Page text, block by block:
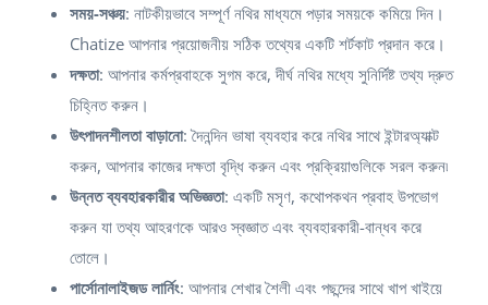
সময়-সঞ্চয়: নাটকীয়ভাবে সম্পূর্ণ নথির মাধ্যমে পড়ার সময়কে কমিয়ে দিন।
Chatize আপনার প্রয়োজনীয় সঠিক তথ্যের একটি শর্টকাট প্রদান করে।
দক্ষতা: আপনার কর্মপ্রবাহকে সুগম করে, দীর্ঘ নথির মধ্যে সুনির্দিষ্ট তথ্য দ্রুত
চিহ্নিত করুন।
উৎপাদনশীলতা বাড়ানো: দৈনন্দিন ভাষা ব্যবহার করে নথির সাথে ইন্টারঅ্যাক্ট
করুন, আপনার কাজের দক্ষতা বৃদ্ধি করুন এবং প্রক্রিয়াগুলিকে সরল করুন৷
উন্নত ব্যবহারকারীর অভিজ্ঞতা: একটি মসৃণ, কথোপকথন প্রবাহ উপভোগ
করুন যা তথ্য আহরণকে আরও স্বজ্ঞাত এবং ব্যবহারকারী-বান্ধব করে
তোলে।
পার্সোনালাইজড লার্নিং: আপনার শেখার শৈলী এবং পছন্দের সাথে খাপ খাইয়ে